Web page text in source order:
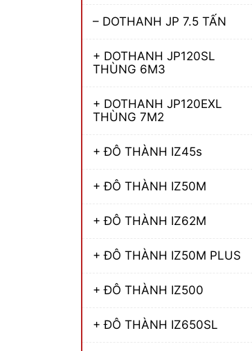
– DOTHANH JP 7.5 TẤN
+ DOTHANH JP120SL
THÙNG 6M3
+ DOTHANH JP120EXL
THÙNG 7M2
+ ĐÔ THÀNH IZ45s
+ ĐÔ THÀNH IZ50M
+ ĐÔ THÀNH IZ62M
+ ĐÔ THÀNH IZ50M PLUS
+ ĐÔ THÀNH IZ500
+ ĐÔ THÀNH IZ650SL